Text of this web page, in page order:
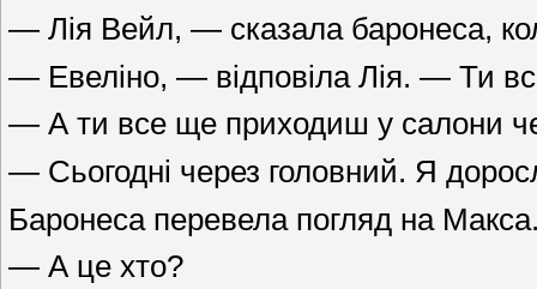
— Лія Вейл, — сказала баронеса,
— Евеліно, — відповіла Лія. — Ти
— А ти все ще приходиш у салони
— Сьогодні через головний. Я
Баронеса перевела погляд на
— А це хто?